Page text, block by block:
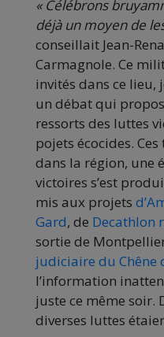
« Célébrons
déjà un moyen de
conseillait Jean-
Carmagnole. Ce
invités dans ce
un débat qui
ressorts des luttes
pojets écocides.
dans la région, une
victoires s’est
mis aux projets
Gard, de Decathlon
sortie de
judiciaire du Chêne
l’information
juste ce même soir.
diverses luttes